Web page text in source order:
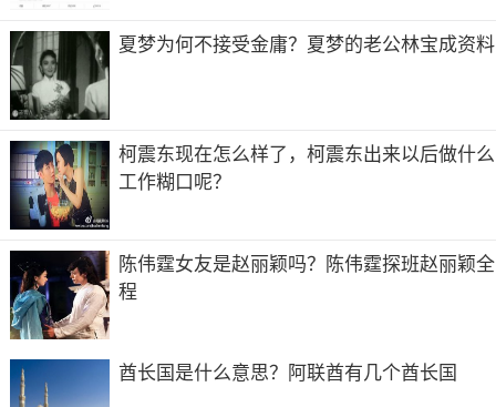
夏梦为何不接受金庸？夏梦的老公林宝成资料
柯震东现在怎么样了，柯震东出来以后做什么
工作糊口呢？
陈伟霆女友是赵丽颖吗？陈伟霆探班赵丽颖全
程
酋长国是什么意思？阿联酋有几个酋长国